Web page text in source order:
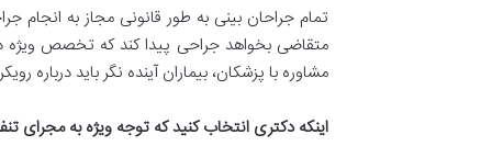
تمام جراحان بینی به طور قانونی مجاز به انجام
متقاضی بخواهد جراحی پیدا کند که تخصص ویژه
مشاوره با پزشکان، بیماران آینده نگر باید درباره
اینکه دکتری انتخاب کنید که توجه ویژه به مجرای